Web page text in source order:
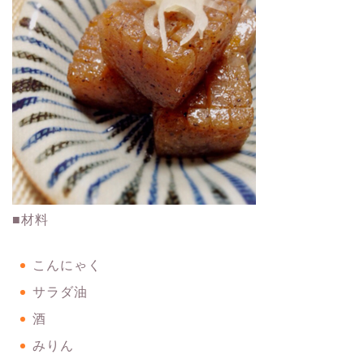
■材料
こんにゃく
サラダ油
酒
みりん